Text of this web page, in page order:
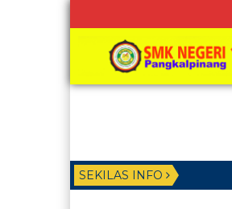
SEKILAS INFO